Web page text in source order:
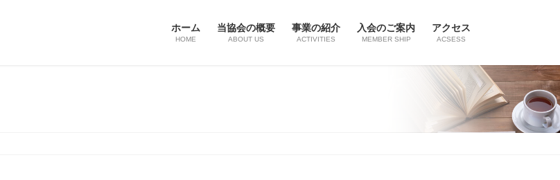
ホーム
HOME
当協会の概要
ABOUT US
事業の紹介
ACTIVITIES
入会のご案内
MEMBER SHIP
アクセス
ACSESS